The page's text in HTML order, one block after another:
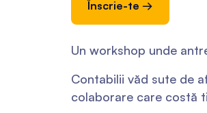
Înscrie-te →
Un workshop unde
Contabilii văd sute de
colaborare care costă